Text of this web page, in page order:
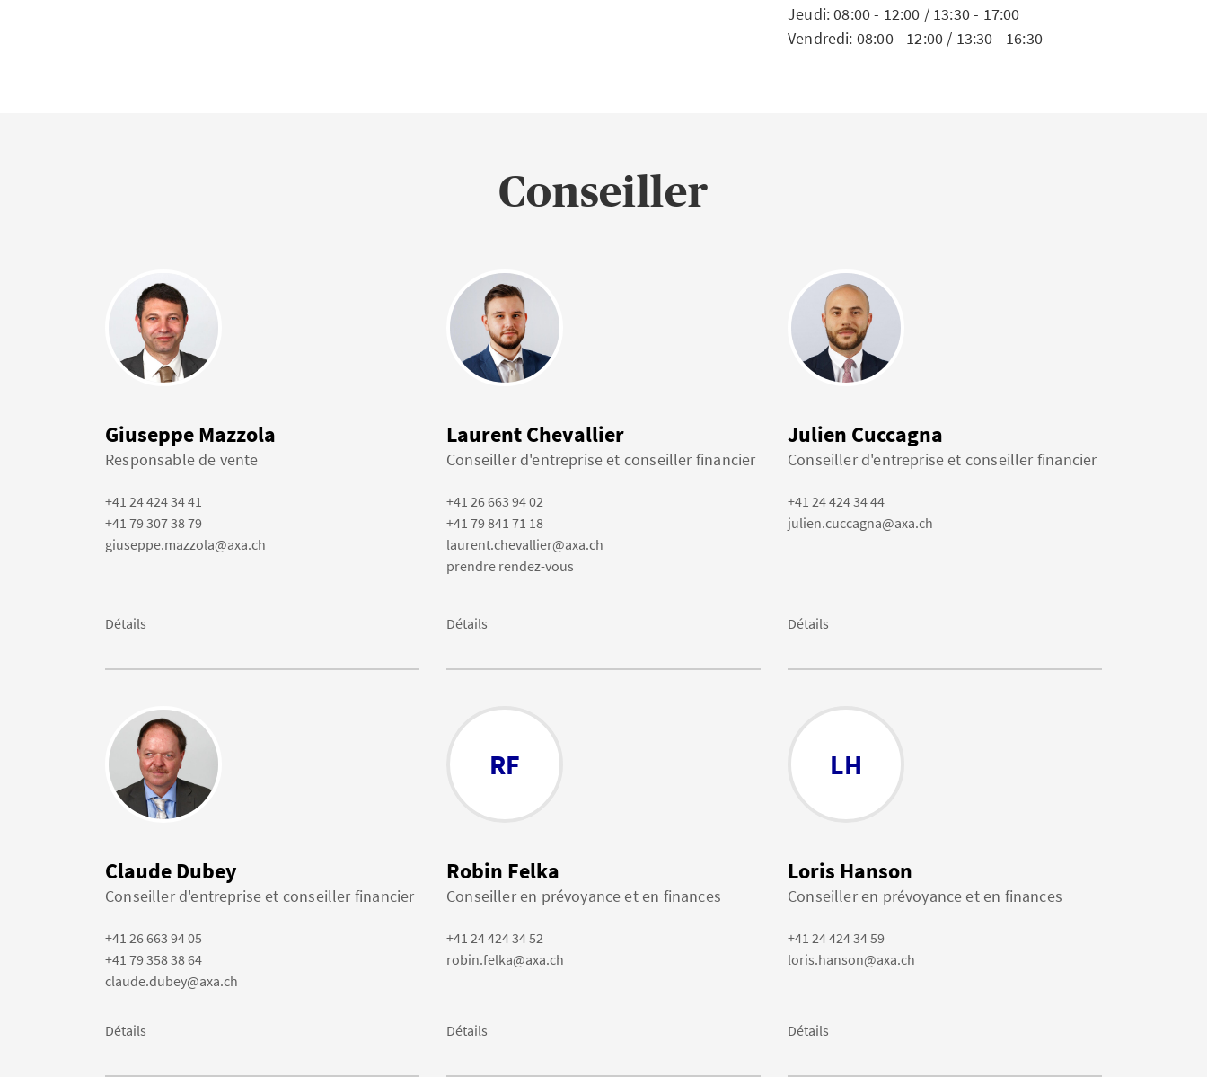
Jeudi: 08:00 - 12:00 / 13:30 - 17:00
Vendredi: 08:00 - 12:00 / 13:30 - 16:30
Conseiller
Giuseppe Mazzola
Responsable de vente
+41 24 424 34 41
+41 79 307 38 79
giuseppe.mazzola@axa.ch
Détails
Laurent Chevallier
Conseiller d'entreprise et conseiller financier
+41 26 663 94 02
+41 79 841 71 18
laurent.chevallier@axa.ch
prendre rendez-vous
Détails
Julien Cuccagna
Conseiller d'entreprise et conseiller financier
+41 24 424 34 44
julien.cuccagna@axa.ch
Détails
Claude Dubey
Conseiller d'entreprise et conseiller financier
+41 26 663 94 05
+41 79 358 38 64
claude.dubey@axa.ch
Détails
RF
Robin Felka
Conseiller en prévoyance et en finances
+41 24 424 34 52
robin.felka@axa.ch
Détails
LH
Loris Hanson
Conseiller en prévoyance et en finances
+41 24 424 34 59
loris.hanson@axa.ch
Détails